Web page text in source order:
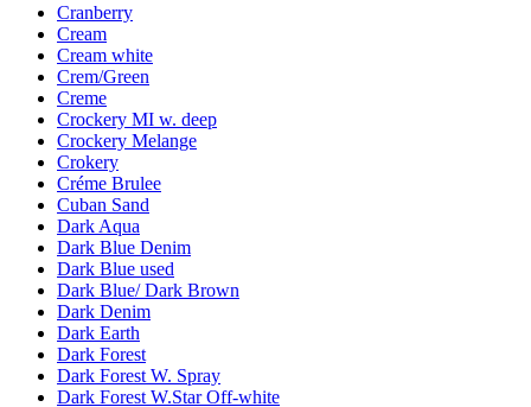
Cranberry
Cream
Cream white
Crem/Green
Creme
Crockery MI w. deep
Crockery Melange
Crokery
Créme Brulee
Cuban Sand
Dark Aqua
Dark Blue Denim
Dark Blue used
Dark Blue/ Dark Brown
Dark Denim
Dark Earth
Dark Forest
Dark Forest W. Spray
Dark Forest W.Star Off-white